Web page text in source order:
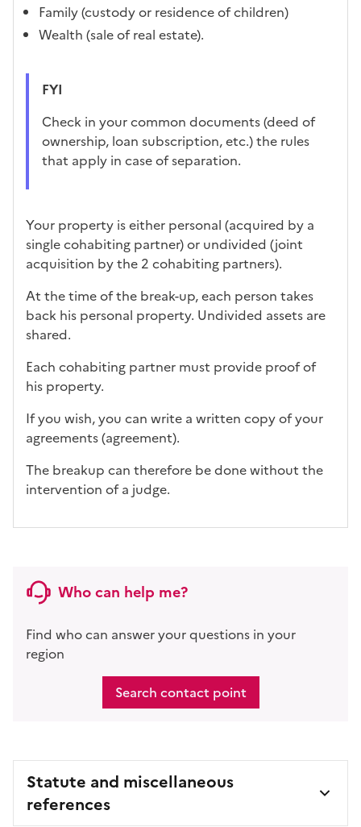
Family (custody or residence of children)
Wealth (sale of real estate).
FYI
Check in your common documents (deed of
ownership, loan subscription, etc.) the rules
that apply in case of separation.
Your property is either personal (acquired by a
single cohabiting partner) or undivided (joint
acquisition by the 2 cohabiting partners).
At the time of the break-up, each person takes
back his personal property. Undivided assets are
shared.
Each cohabiting partner must provide proof of
his property.
If you wish, you can write a written copy of your
agreements (agreement).
The breakup can therefore be done without the
intervention of a judge.
Who can help me?
Find who can answer your questions in your
region
Search contact point
Statute and miscellaneous
references